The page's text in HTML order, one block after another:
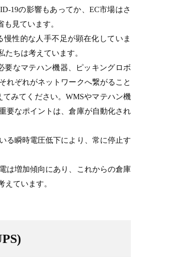
19の影響もあってか、EC市場はさ
見ています。
性的な人手不足が顕在化していま
ちは考えています。
要なマテハン機器、ピッキングロボ
れぞれがネットワークへ繋がること
みてください。WMSやマテハン機
要なポイントは、倉庫が自動化され
る瞬時電圧低下により、常に停止す
は増加傾向にあり、これからの倉庫
ています。